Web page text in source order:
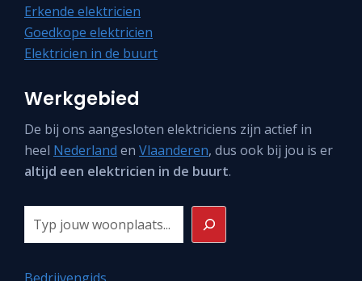
Erkende elektricien
Goedkope elektricien
Elektricien in de buurt
Werkgebied
De bij ons aangesloten elektriciens zijn actief in
heel Nederland en Vlaanderen, dus ook bij jou is er
altijd een elektricien in de buurt.
Zoeken